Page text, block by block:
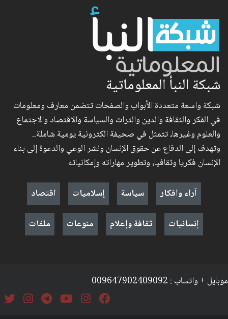
شبكة النبأ المعلوماتية
شبكة واسعة متعددة الأبواب والصفحات تتضمن معارف ومعلومات
في الفكر والثقافة والدين والتراث والسياسة والاقتصاد والاجتماع
والعلوم وغيرها، تتمثل في صحيفة الكترونية يومية شاملة..
وتهدف إلى الدفاع عن حقوق الإنسان ونشر الوعي والدعوة إلى بناء
الإنسان فكريا وثقافيا، وتطوير مهاراته وإمكانياته
آراء وافكار
سياسة إسلاميات
اقتصاد
إنسانيات
ثقافة وإعلام منوعات ملفات
موبايل + واتساب : 009647902409092